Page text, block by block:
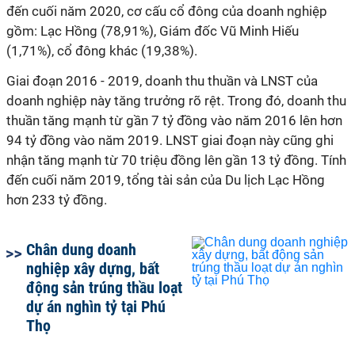
đến cuối năm 2020, cơ cấu cổ đông của doanh nghiệp
gồm: Lạc Hồng (78,91%), Giám đốc Vũ Minh Hiếu
(1,71%), cổ đông khác (19,38%).
Giai đoạn 2016 - 2019, doanh thu thuần và LNST của
doanh nghiệp này tăng trưởng rõ rệt. Trong đó, doanh thu
thuần tăng mạnh từ gần 7 tỷ đồng vào năm 2016 lên hơn
94 tỷ đồng vào năm 2019. LNST giai đoạn này cũng ghi
nhận tăng mạnh từ 70 triệu đồng lên gần 13 tỷ đồng. Tính
đến cuối năm 2019, tổng tài sản của Du lịch Lạc Hồng
hơn 233 tỷ đồng.
Chân dung doanh
nghiệp xây dựng, bất
động sản trúng thầu loạt
dự án nghìn tỷ tại Phú
Thọ